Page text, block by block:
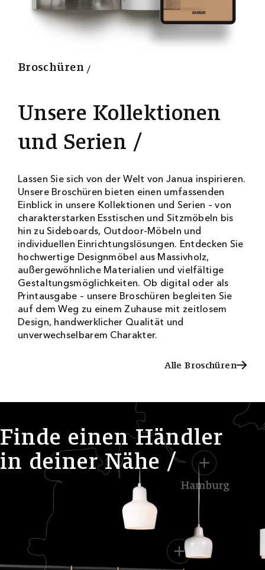
6
7
0
Broschüren
Unsere Kollektionen
und Serien
Lassen Sie sich von der Welt von Janua inspirieren.
Unsere Broschüren bieten einen umfassenden
Einblick in unsere Kollektionen und Serien – von
charakterstarken Esstischen und Sitzmöbeln bis
hin zu Sideboards, Outdoor-Möbeln und
individuellen Einrichtungslösungen. Entdecken Sie
hochwertige Designmöbel aus Massivholz,
außergewöhnliche Materialien und vielfältige
Gestaltungsmöglichkeiten. Ob digital oder als
Printausgabe – unsere Broschüren begleiten Sie
auf dem Weg zu einem Zuhause mit zeitlosem
Design, handwerklicher Qualität und
unverwechselbarem Charakter.
Alle Broschüren
Finde einen Händler
in deiner Nähe